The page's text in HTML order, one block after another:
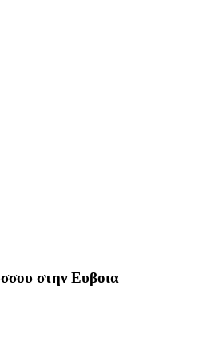
στην Ευβοια